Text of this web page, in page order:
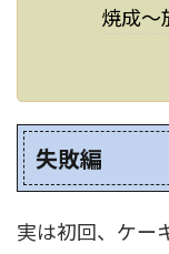
焼成～
失敗編
実は初回、ケー